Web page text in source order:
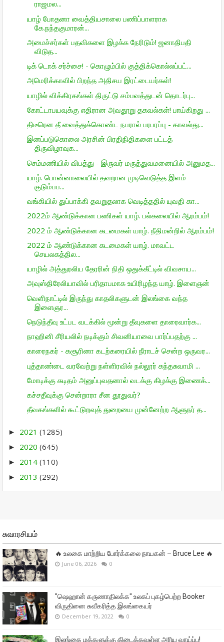
ராஜமல...
யாழ் போதனா வைத்தியசாலை பணிப்பாளராக
கே.நந்தகுமாரன்...
அமைச்சர்கள் பதவிகளை இழக்க நேரிடும்! ஜனாதிபதி
விடுத...
டிக் டொக் சர்ச்சை! - கொழும்பில் குத்திக்கொல்லப்பட்...
அமெரிக்காவில் பிறந்த அதிசய இரட்டையர்கள்!
யாழில் விக்கிரகங்கள் திருட்டு சம்பவத்துடன் தொடர்பு...
கோட்டாபயவுக்கு எதிரான அவதூறு தகவல்கள்! பாய்கிறது ...
திடீரென தீ வைத்துக்கொண்ட நபரால் பரபரப்பு - காவல்து...
இனப்படுகொலை அரசின் பிரதிநிதிகளை பட்டத்
திருவிழாவுக...
செம்மணியில் விபத்து - இருவர் மருத்துவமனையில் அனுமத...
யாழ். பொன்னாலையில் தவறான முடிவெடுத்த இளம்
குடும்பப...
வங்கியில் துப்பாக்கி தவறுதலாக வெடித்ததில் யுவதி கா...
2022ம் ஆண்டுக்கான பணிகள் யாழ். பல்கலையில் ஆரம்பம்!
2022 ம் ஆண்டுக்கான கடமைகள் யாழ். நீதிமன்றில் ஆரம்பம்!
2022 ம் ஆண்டுக்கான கடமைகள் யாழ். மாவட்ட
செயலகத்தில...
யாழில் அத்துரலிய தேரரின் நிதி ஒதுக்கீட்டில் விவசாய...
அவுஸ்திரேலியாவில் பரிதாபமாக உயிரிழந்த யாழ். இளைஞன்
வெளிநாட்டில் இருந்து காதலிகளுடன் இலங்கை வந்த
இளைஞர...
நெடுந்தீவு உட்பட வடக்கில் மூன்று தீவுகளை தாரைவார்க...
நாஹினி சீரியலில் நடிக்கும் சிவனியாவை பார்ப்பதற்கு ...
காரைநகர் - கசூரினா கடற்கரையில் நீராடச் சென்ற ஒருவர...
புத்தாண்டை வரவேற்று நள்ளிரவில் நல்லூர் கந்தசுவாமி ...
மோடிக்கு கடிதம் அனுப்புவதனால் வடக்கு கிழக்கு இணைக்...
கச்சதீவுக்கு சென்றாரா சீன தூதுவர்?
தீவகங்களில் கூட்டுறவுத் துறையை முன்னேற்ற ஆளுநர் த...
► 2021 (1285)
► 2020 (645)
► 2014 (110)
► 2013 (292)
சுவாரசியம்
🔥 உலகை மாற்றிய போர்க்கலை நாயகன் – Bruce Lee 🔥
June 06, 2026 0
"ஷெஹான் கருணாதிலக்க" உலகப் புகழ்பெற்ற Booker
விருதினை சுவீகரித்த இலங்கையர்
December 19, 2022 0
இலங்கை மக்களுக்கு கிடைக்கவுள்ள அரிய வாய்ப்பு!